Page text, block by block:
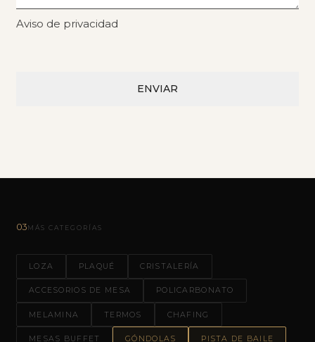
Aviso de privacidad
03MÁS CATEGORÍAS
LOZA PLAQUÉ CRISTALERÍA
ACCESORIOS DE MESA POLICARBONATO
MELAMINA TERMOS CHAFING
MESAS BUFFET GÓNDOLAS PISTA DE BAILE